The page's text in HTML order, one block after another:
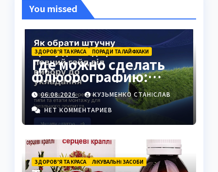
You missed
ЗДОРОВ’Я ТА КРАСА ПОРАДИ ТА ЛАЙФХАКИ
Где можно сделать
флюорографию:
полный гид для
украинцев
06.08.2026
КУЗЬМЕНКО СТАНІСЛАВ
НЕТ КОММЕНТАРИЕВ
ЗДОРОВ’Я ТА КРАСА ЛІКУВАЛЬНІ ЗАСОБИ